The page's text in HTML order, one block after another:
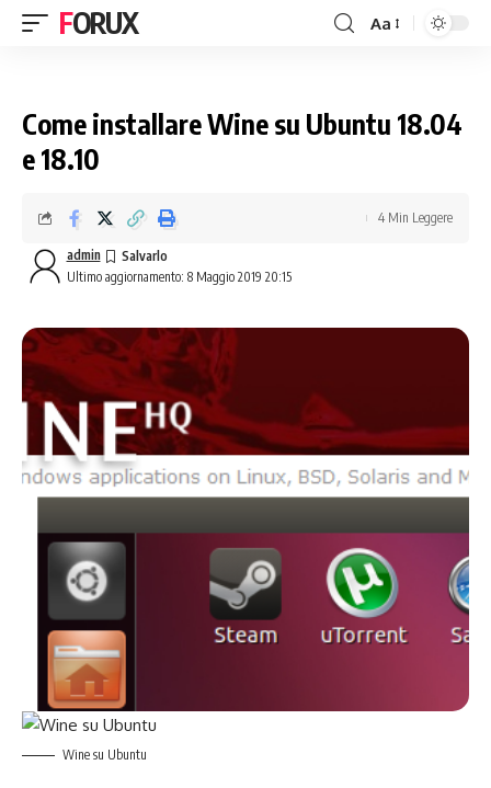
FORUX Aa
Come installare Wine su Ubuntu 18.04
e 18.10
Ultimo aggiornamento: 8 Maggio 2019 20:15
admin
4 Min Leggere
Wine su Ubuntu